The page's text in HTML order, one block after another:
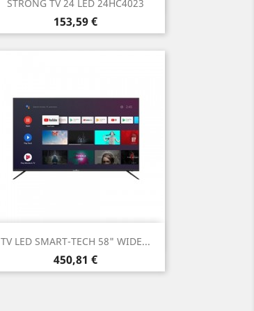
STRONG TV 24 LED 24HC4023
Prezzo
153,59 €
TV LED SMART-TECH 58" WIDE...
Prezzo
450,81 €
Anteprima